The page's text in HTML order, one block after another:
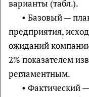
варианты (табл.).
• Базовый —
предприятия,
ожиданий
2% показателем
регламентным.
• Фактический